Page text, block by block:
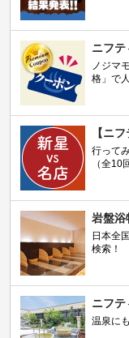
ニフ
ノジマ
格」で
【ニ
行って
（全10
岩盤浴
日本全
検索！
ニフテ
温泉に